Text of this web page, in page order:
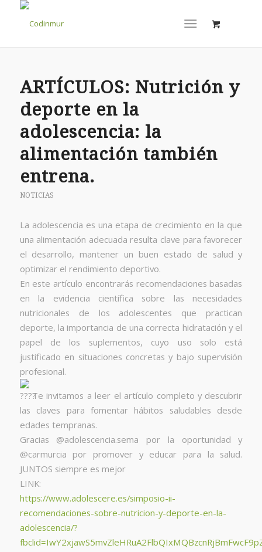
ARTÍCULOS: Nutrición y
deporte en la
adolescencia: la
alimentación también
entrena.
NOTICIAS
La adolescencia es una etapa de crecimiento en la que
una alimentación adecuada resulta clave para favorecer
el desarrollo, mantener un buen estado de salud y
optimizar el rendimiento deportivo.
En este artículo encontrarás recomendaciones basadas
en la evidencia científica sobre las necesidades
nutricionales de los adolescentes que practican
deporte, la importancia de una correcta hidratación y el
papel de los suplementos, cuyo uso solo está
justificado en situaciones concretas y bajo supervisión
profesional.
Te invitamos a leer el artículo completo y descubrir
las claves para fomentar hábitos saludables desde
edades tempranas.
Gracias @adolescencia.sema por la oportunidad y
@carmurcia por promover y educar para la salud.
JUNTOS siempre es mejor
LINK:
https://www.adolescere.es/simposio-ii-
recomendaciones-sobre-nutricion-y-deporte-en-la-
adolescencia/?